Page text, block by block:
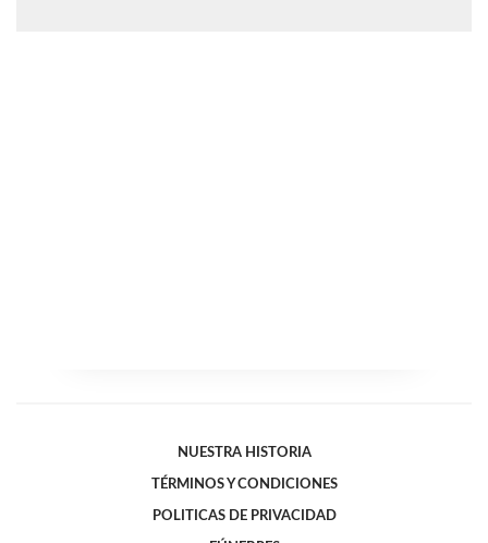
NUESTRA HISTORIA
TÉRMINOS Y CONDICIONES
POLITICAS DE PRIVACIDAD